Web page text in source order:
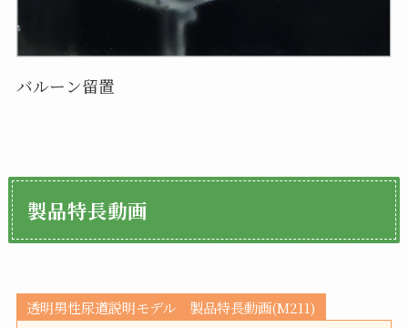
バルーン留置
製品特長動画
透明男性尿道説明モデル 製品特長動画(M211)